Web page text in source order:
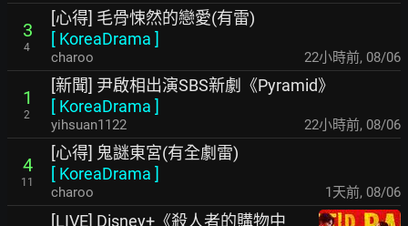
3
4
[心得] 毛骨悚然的戀愛(有雷)
[ KoreaDrama ]
charoo 22小時前, 08/06
1
2
[新聞] 尹啟相出演SBS新劇《Pyramid》
[ KoreaDrama ]
yihsuan1122 22小時前, 08/06
4
11
[心得] 鬼謎東宮(有全劇雷)
[ KoreaDrama ]
charoo 1天前, 08/06
[LIVE] Disney+《殺人者的購物中